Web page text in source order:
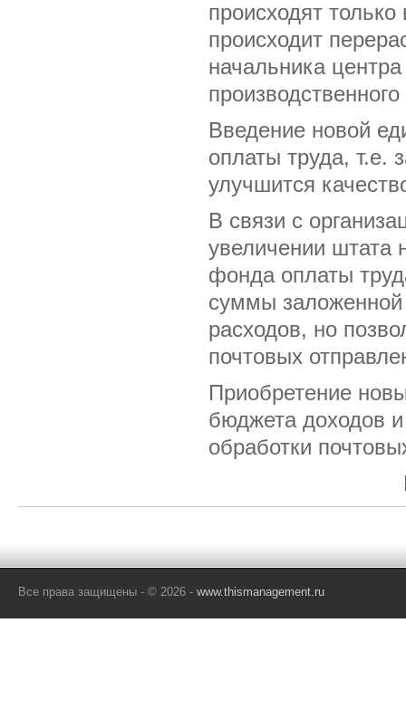
происходят
происходит
начальника
Введение новой
оплаты труда, т.е.
улучшится
В связи с
увеличении штата
фонда оплаты
суммы
расходов, но
почтовых
Приобретение
бюджета доходов
обработки
Все права защищены - © 2026 - www.thismanagement.ru